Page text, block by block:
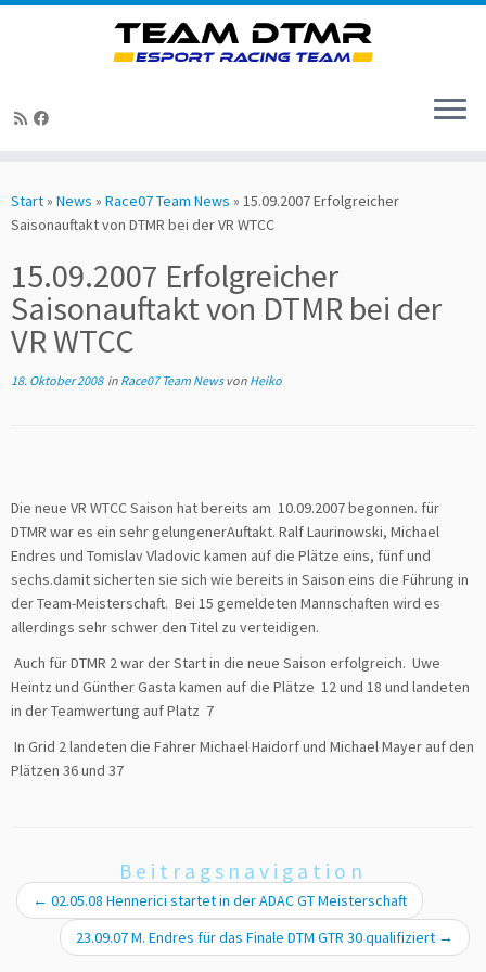
Inhalt
springen
Start» News » Race07 Team News » 15.09.2007 Erfolgreicher
Saisonauftakt von DTMR bei der VR WTCC
15.09.2007 Erfolgreicher
Saisonauftakt von DTMR bei der
VR WTCC
18. Oktober 2008in Race07 Team Newsvon Heiko
Die neue VR WTCC Saison hat bereits am 10.09.2007 begonnen. für
DTMR war es ein sehr gelungenerAuftakt. Ralf Laurinowski, Michael
Endres und Tomislav Vladovic kamen auf die Plätze eins, fünf und
sechs.damit sicherten sie sich wie bereits in Saison eins die Führung in
der Team-Meisterschaft. Bei 15 gemeldeten Mannschaften wird es
allerdings sehr schwer den Titel zu verteidigen.
Auch für DTMR 2 war der Start in die neue Saison erfolgreich. Uwe
Heintz und Günther Gasta kamen auf die Plätze 12 und 18 und landeten
in der Teamwertung auf Platz 7
In Grid 2 landeten die Fahrer Michael Haidorf und Michael Mayer auf den
Plätzen 36 und 37
Beitragsnavigation
← 02.05.08 Hennerici startet in der ADAC GT Meisterschaft
23.09.07 M. Endres für das Finale DTM GTR 30 qualifiziert →